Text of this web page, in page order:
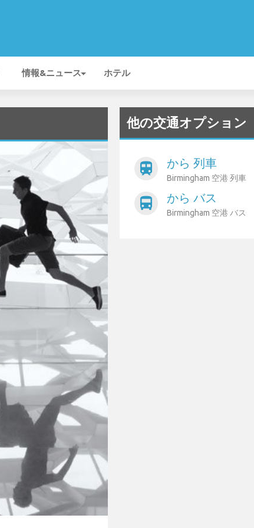
情報&ニュース ホテル
他の交通オプション
train から 列車
Birmingham 空港 列車
directions_bus から バス
Birmingham 空港 バス